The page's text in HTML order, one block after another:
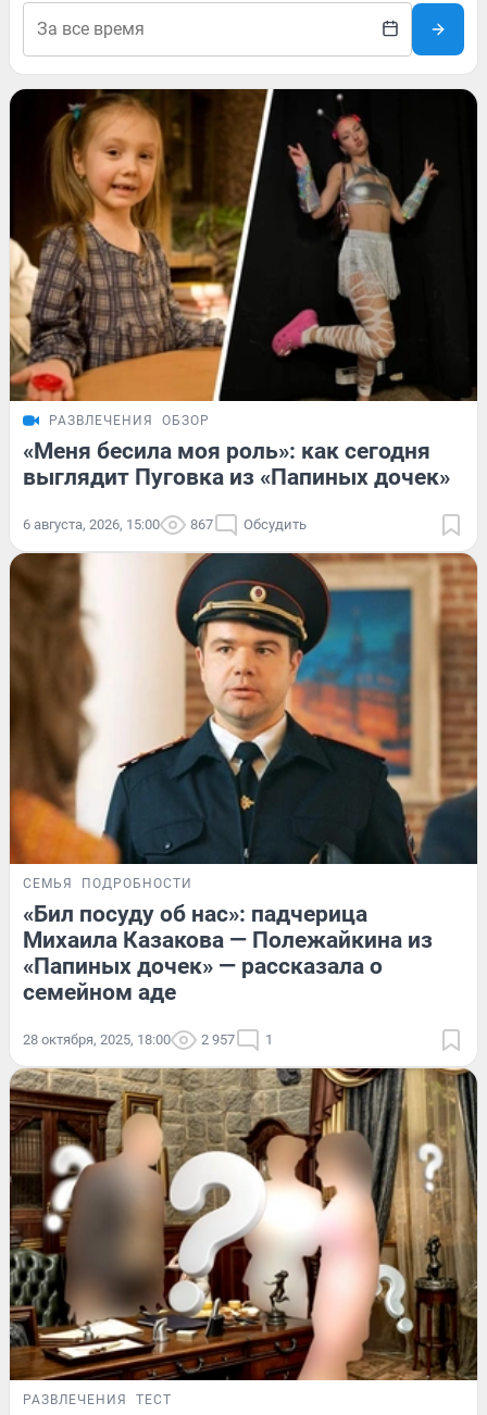
РАЗВЛЕЧЕНИЯ ОБЗОР
«Меня бесила моя роль»: как сегодня
выглядит Пуговка из «Папиных дочек»
6 августа, 2026, 15:00 867 Обсудить
СЕМЬЯ ПОДРОБНОСТИ
«Бил посуду об нас»: падчерица
Михаила Казакова — Полежайкина из
«Папиных дочек» — рассказала о
семейном аде
28 октября, 2025, 18:00 2 957 1
РАЗВЛЕЧЕНИЯ ТЕСТ